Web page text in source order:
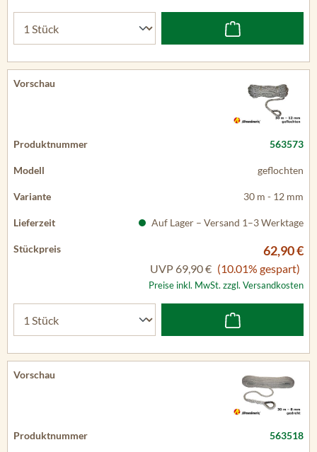
563573
geflochten
30 m - 12 mm
Auf Lager – Versand 1–3 Werktage
62,90 €
UVP 69,90 € (10.01% gespart)
Preise inkl. MwSt. zzgl. Versandkosten
563518